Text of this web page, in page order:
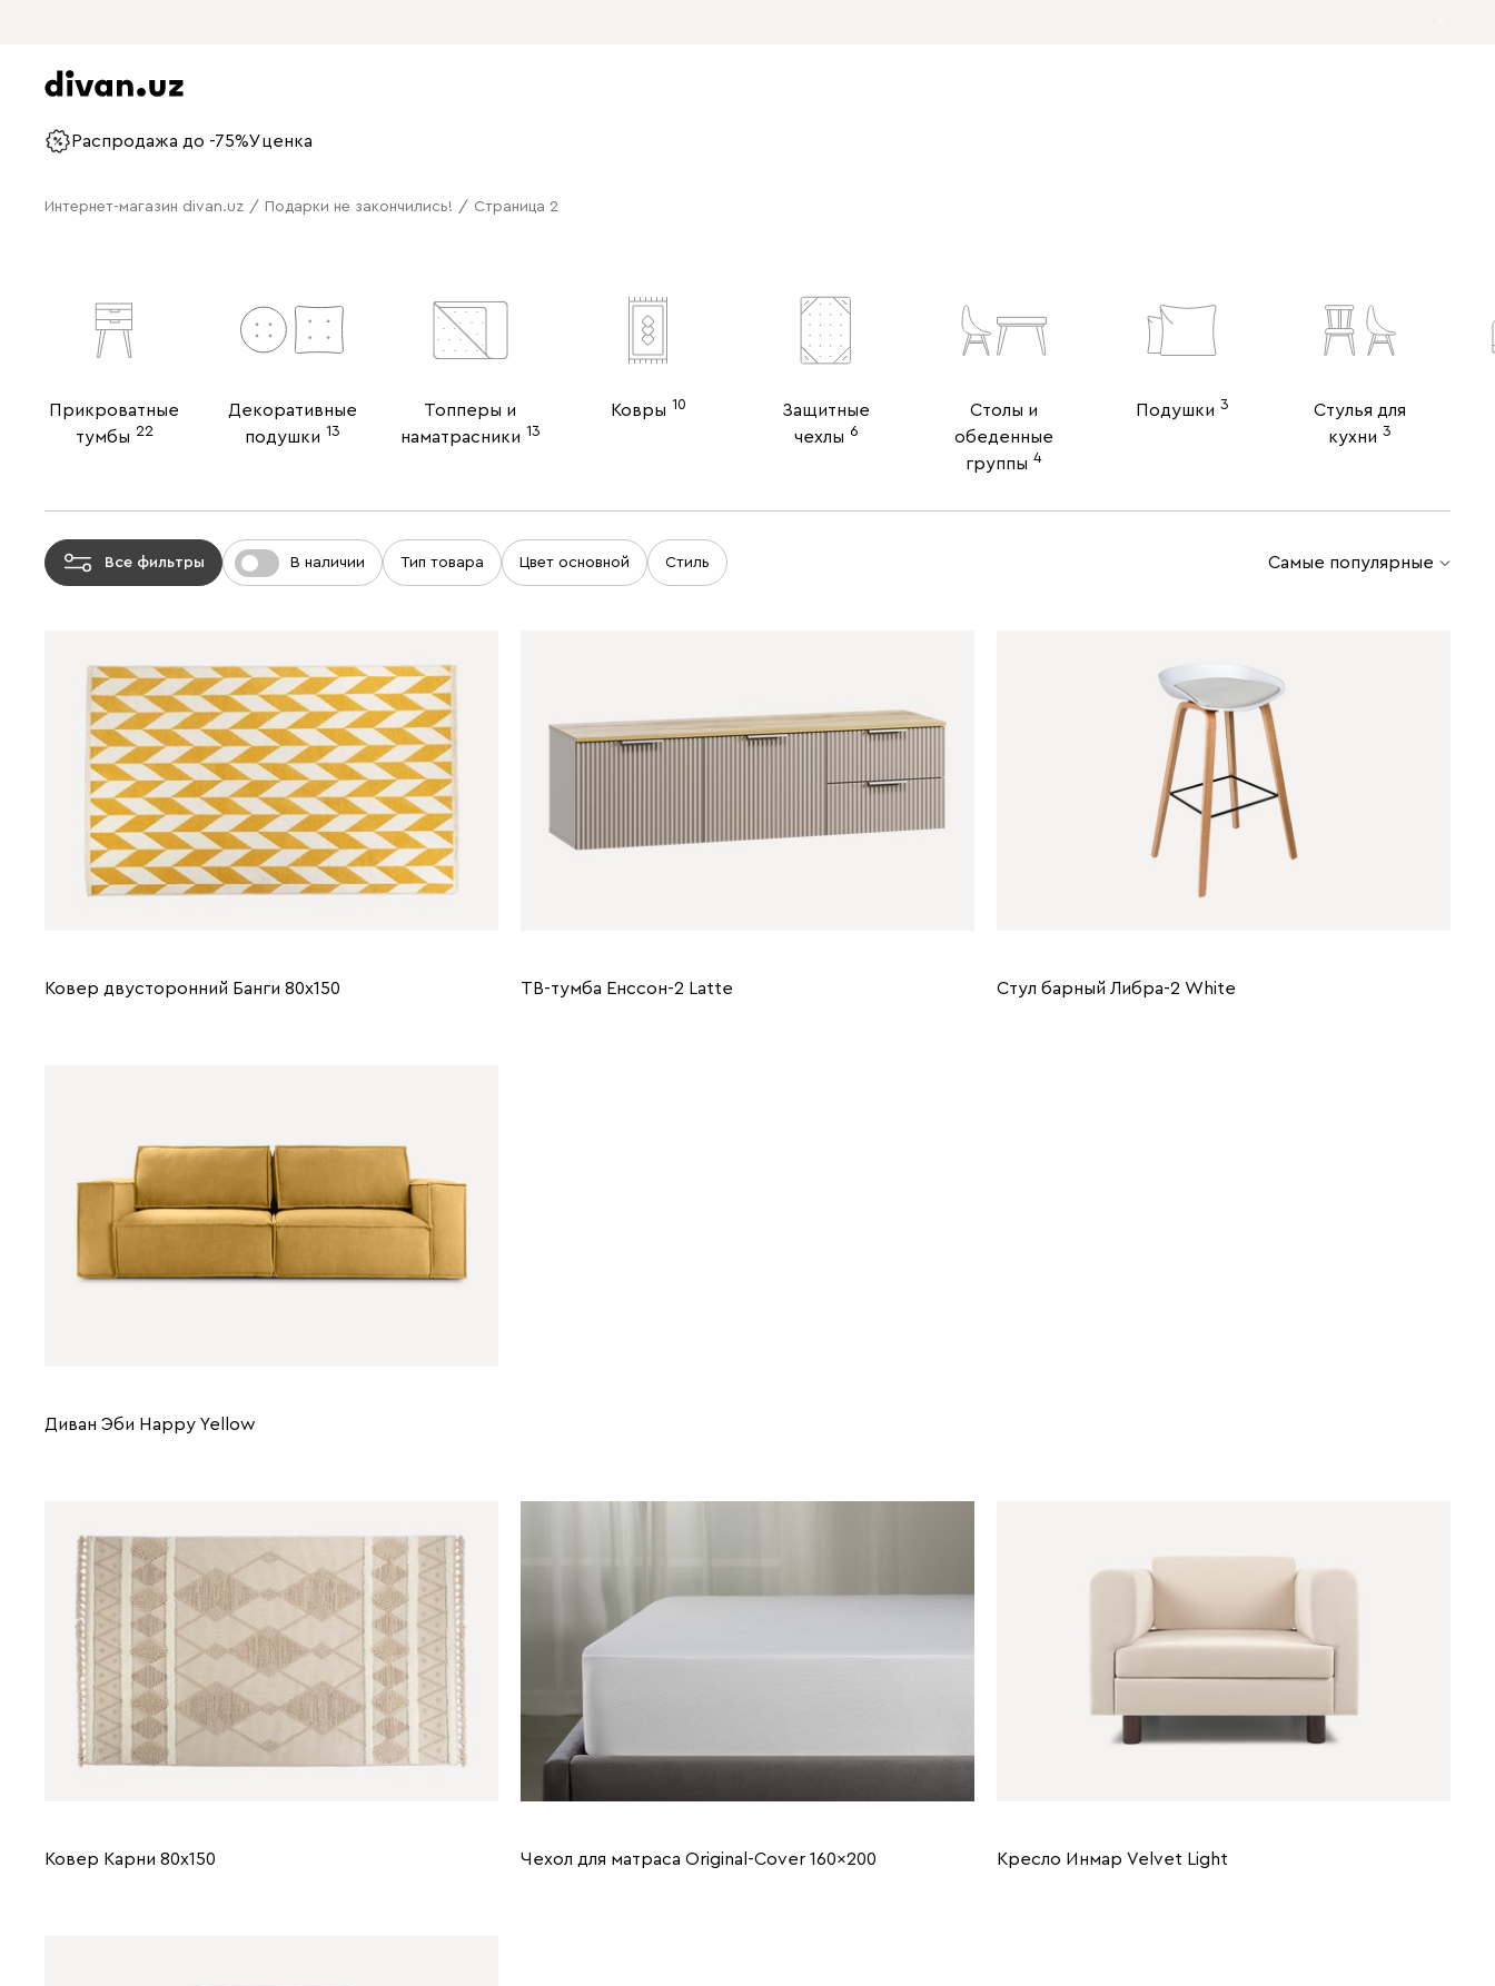
Распродажа до -75%Уценка
Интернет-магазин divan.uz / Подарки не закончились! / Страница 2
Прикроватные
тумбы 22
Декоративные
подушки 13
Топперы и
наматрасники 13
Ковры 10
Защитные
чехлы 6
Столы и
обеденные
группы 4
Подушки 3
Стулья для
кухни 3
Все фильтры В наличии Тип товара Цвет основной Стиль Самые популярные
Ковер двусторонний Банги 80x150 ТВ-тумба Енссон-2 Latte Стул барный Либра-2 White
Диван Эби Happy Yellow
Ковер Карни 80x150 Чехол для матраса Original-Cover 160x200 Кресло Инмар Velvet Light